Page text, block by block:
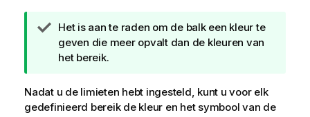
T
i
p
Het is aan te raden om de balk een kleur te
geven die meer opvalt dan de kleuren van
het bereik.
Nadat u de limieten hebt ingesteld, kunt u voor elk
gedefinieerd bereik de kleur en het symbool van de